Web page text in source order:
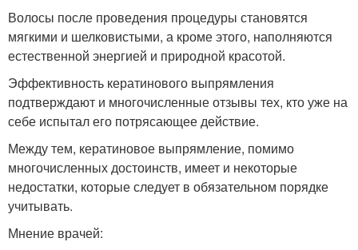
Волосы после проведения процедуры становятся
мягкими и шелковистыми, а кроме этого, наполняются
естественной энергией и природной красотой.
Эффективность кератинового выпрямления
подтверждают и многочисленные отзывы тех, кто уже на
себе испытал его потрясающее действие.
Между тем, кератиновое выпрямление, помимо
многочисленных достоинств, имеет и некоторые
недостатки, которые следует в обязательном порядке
учитывать.
Мнение врачей: